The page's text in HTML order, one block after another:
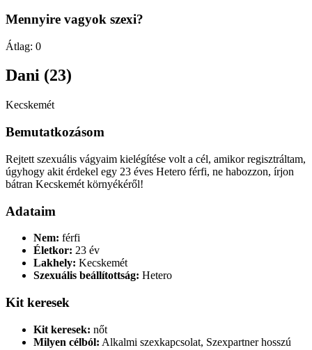
Mennyire vagyok szexi?
Átlag: 0
Dani (23)
Kecskemét
Bemutatkozásom
Rejtett szexuális vágyaim kielégítése volt a cél, amikor regisztráltam,
úgyhogy akit érdekel egy 23 éves Hetero férfi, ne habozzon, írjon
bátran Kecskemét környékéről!
Adataim
Nem: férfi
Életkor: 23 év
Lakhely: Kecskemét
Szexuális beállítottság: Hetero
Kit keresek
Kit keresek: nőt
Milyen célból: Alkalmi szexkapcsolat, Szexpartner hosszú